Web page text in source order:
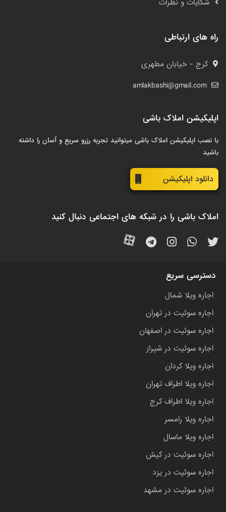
شکایات و نظرات
راه های ارتباطی
کرج - خیابان مطهری
amlakbashi@gmail.com
اپلیکیشن املاک باشی
با نصب اپلیکیشن املاک باشی میتوانید تجربه رزرو سریع و آسان را داشته
باشید
دانلود اپلیکیشن
املاک باشی را در شبکه های اجتماعی دنبال کنید
دسترسی سریع
اجاره ویلا شمال
اجاره سوئیت در تهران
اجاره سوئیت در اصفهان
اجاره سوئیت در شیراز
اجاره ویلا کردان
اجاره ویلا اطراف تهران
اجاره ویلا اطراف کرج
اجاره ویلا رامسر
اجاره ویلا ماسال
اجاره سوئیت در کیش
اجاره سوئیت در یزد
اجاره سوئیت در مشهد